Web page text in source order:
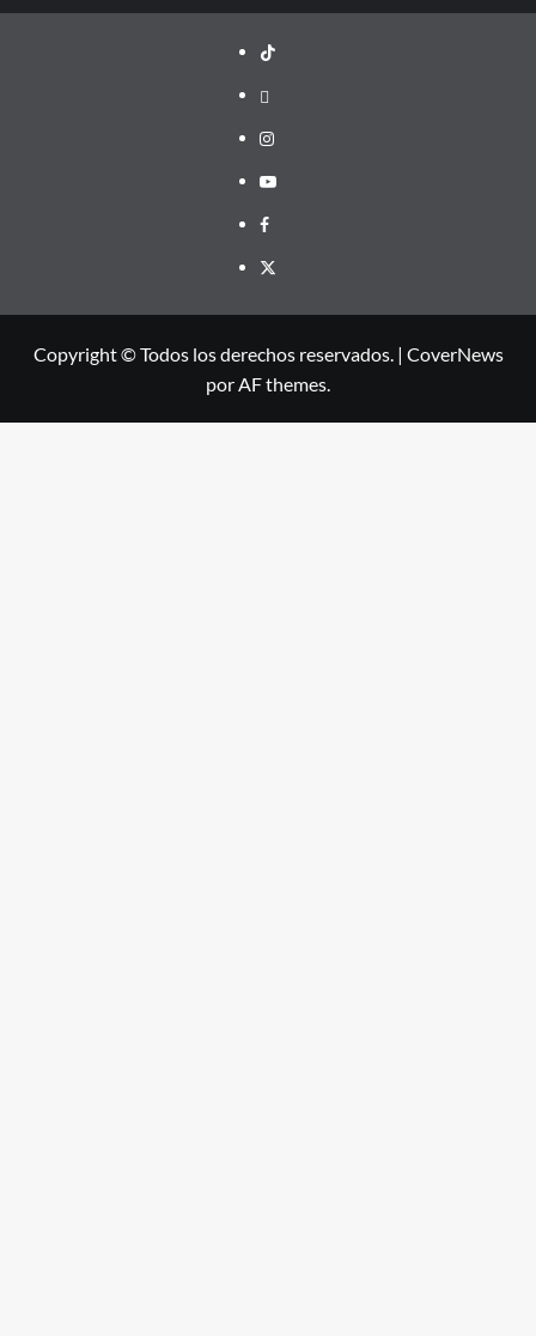
TikTok
threads
Instagram
Youtube
Facebook
X
Copyright © Todos los derechos reservados. | CoverNews
por AF themes.